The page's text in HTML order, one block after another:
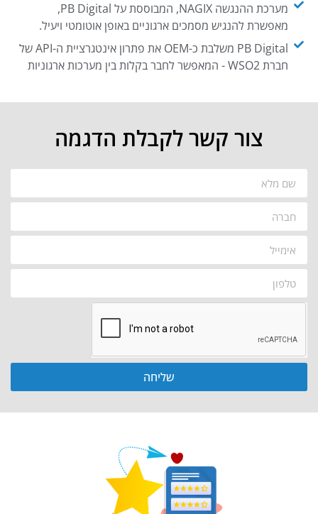
מערכת ההנגשה NAGIX, המבוססת על PB Digital,
מאפשרת להנגיש מסמכים ארגוניים באופן אוטומטי ויעיל.
PB Digital משלבת כ-OEM את פתרון אינטגרציית ה-API של
חברת WSO2 - המאפשר לחבר בקלות בין מערכות ארגוניות
צור קשר לקבלת הדגמה
שליחה